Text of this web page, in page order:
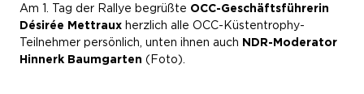
Am 1. Tag der Rallye begrüßte OCC-Geschäftsführerin
Désirée Mettraux herzlich alle OCC-Küstentrophy-
Teilnehmer persönlich, unten ihnen auch NDR-Moderator
Hinnerk Baumgarten (Foto).